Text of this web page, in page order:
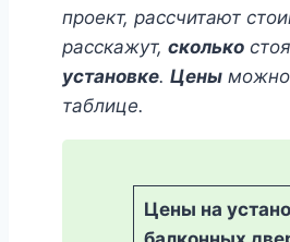
проект, рассчитают
расскажут, сколько
установке. Цены можно
таблице.
Цены на